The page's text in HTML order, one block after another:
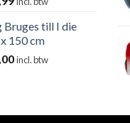
Bruges till I die
150 cm
incl. btw